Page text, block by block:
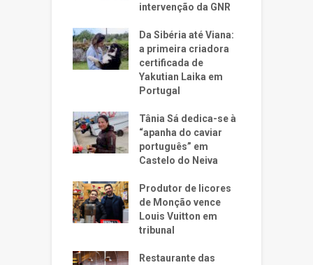
intervenção da GNR
Da Sibéria até Viana:
a primeira criadora
certificada de
Yakutian Laika em
Portugal
Tânia Sá dedica-se à
“apanha do caviar
português” em
Castelo do Neiva
Produtor de licores
de Monção vence
Louis Vuitton em
tribunal
Restaurante das